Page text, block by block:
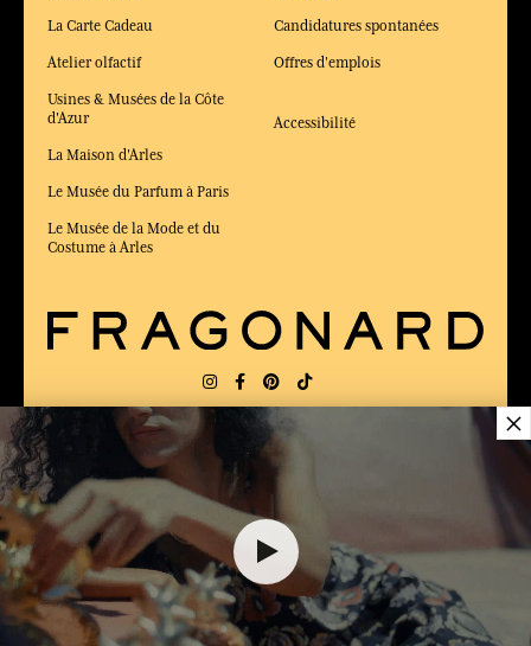
52,00 €
La Carte Cadeau
Atelier olfactif
Usines & Musées de la Côte
d'Azur
La Maison d'Arles
Le Musée du Parfum à Paris
Le Musée de la Mode et du
Costume à Arles
Candidatures spontanées
Offres d'emplois
Accessibilité
LIVRAISON: FR
ÉLU MEILLEUR SITE DE COMMERCE
en ligne 2025 par le magazine Capital
×